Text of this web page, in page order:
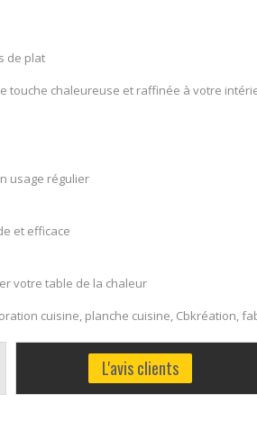
de plat
touche chaleureuse et raffinée à votre
usage régulier
et efficace
votre table de la chaleur
cuisine, planche cuisine, Cbkréation,
L'avis clients